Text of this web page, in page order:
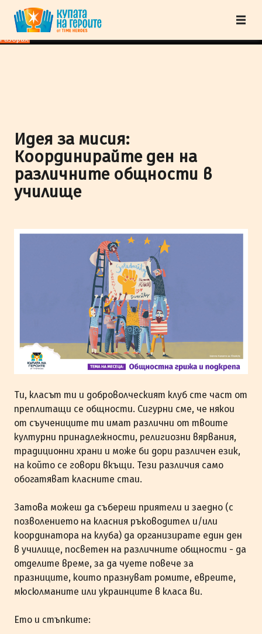
"Купата на героите" от TimeHeroes ползва cookies, за да осигурим по-
добро представяне на сайта и да подобрим Вашето преживяване.Научи
повече
Разбрах!
Идея за мисия:
Координирайте ден на
различните общности в
училище
Ти, класът ти и доброволческият клуб сте част от
преплитащи се общности. Сигурни сме, че някои
от съучениците ти имат различни от твоите
културни принадлежности, религиозни вярвания,
традиционни храни и може би дори различен език,
на който се говори вкъщи. Тези различия само
обогатяват класните стаи.
Затова можеш да събереш приятели и заедно (с
позволението на класния ръководител и/или
координатора на клуба) да организирате един ден
в училище, посветен на различните общности - да
отделите време, за да чуете повече за
празниците, които празнуват ромите, евреите,
мюсюлманите или украинците в класа ви.
Ето и стъпките: